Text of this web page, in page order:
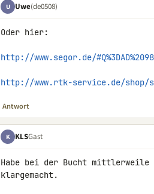
U Uwe(de0508)
Oder hier:
http://www.segor.de/
http://www.rtk-service.de/shop/
Antwort
K KLSGast
Habe bei der Bucht mittlerweile
klargemacht.